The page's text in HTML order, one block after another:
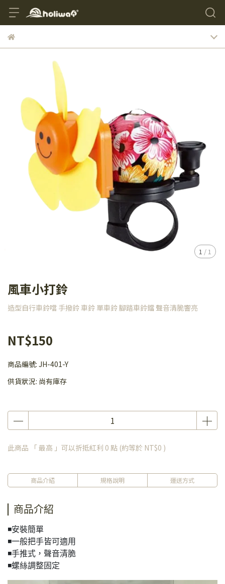
1 / 1
風車小打鈴
造型自行車鈴噹 手撥鈴 車鈴 單車鈴 腳踏車鈴鐺 聲音清脆響亮
NT$150
商品編號: JH-401-Y
供貨狀況: 尚有庫存
此商品 「 最高 」可以折抵紅利 0 點 (約等於 NT$0 )
商品介紹 規格說明 運送方式
商品介紹
◾安裝簡單
◾一般把手皆可適用
◾手推式，聲音清脆
◾螺絲調整固定